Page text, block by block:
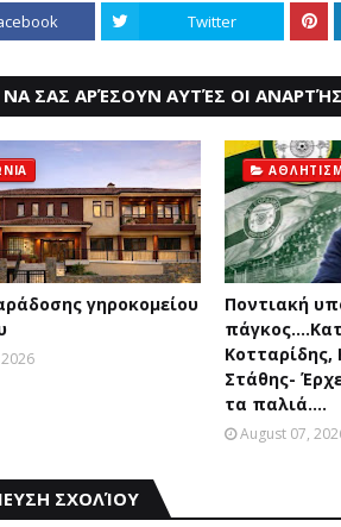
Twitter
ΣΑΣ ΑΡΈΣΟΥΝ ΑΥΤΈΣ ΟΙ
γηροκομείου
Ποντιακή
Κοτταρίδης,
Στάθης-
τα παλιά....
August 07,
ΣΧΟΛΊΟΥ